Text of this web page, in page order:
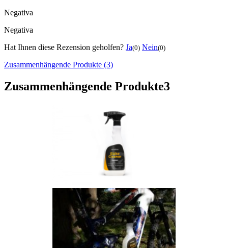
Negativa
Negativa
Hat Ihnen diese Rezension geholfen? Ja(0) Nein(0)
Zusammenhängende Produkte (3)
Zusammenhängende Produkte3